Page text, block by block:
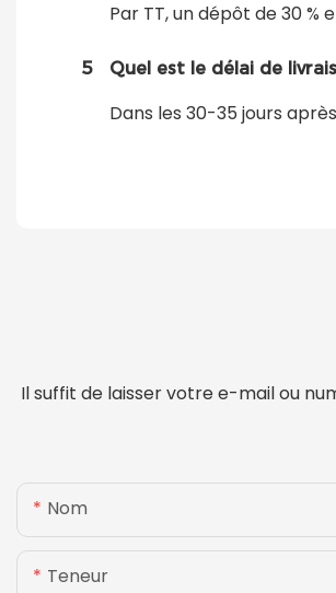
Par TT, un dépôt de 30
5 Quel est le délai de
Dans les 30-35 jours
Il suffit de laisser votre e-mail ou
Nom
Teneur